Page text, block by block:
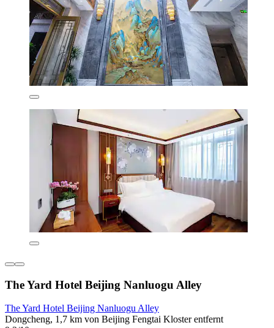
The Yard Hotel Beijing Nanluogu Alley
The Yard Hotel Beijing Nanluogu Alley
Dongcheng, 1,7 km von Beijing Fengtai Kloster entfernt